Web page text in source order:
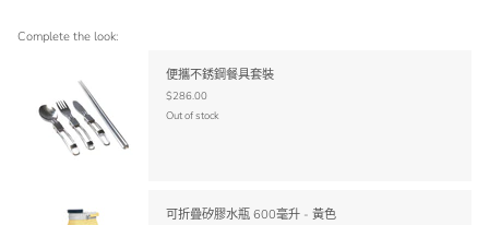
Complete the look:
便攜不銹鋼餐具套裝
$286.00
Out of stock
可折疊矽膠水瓶 600毫升 - 黃色